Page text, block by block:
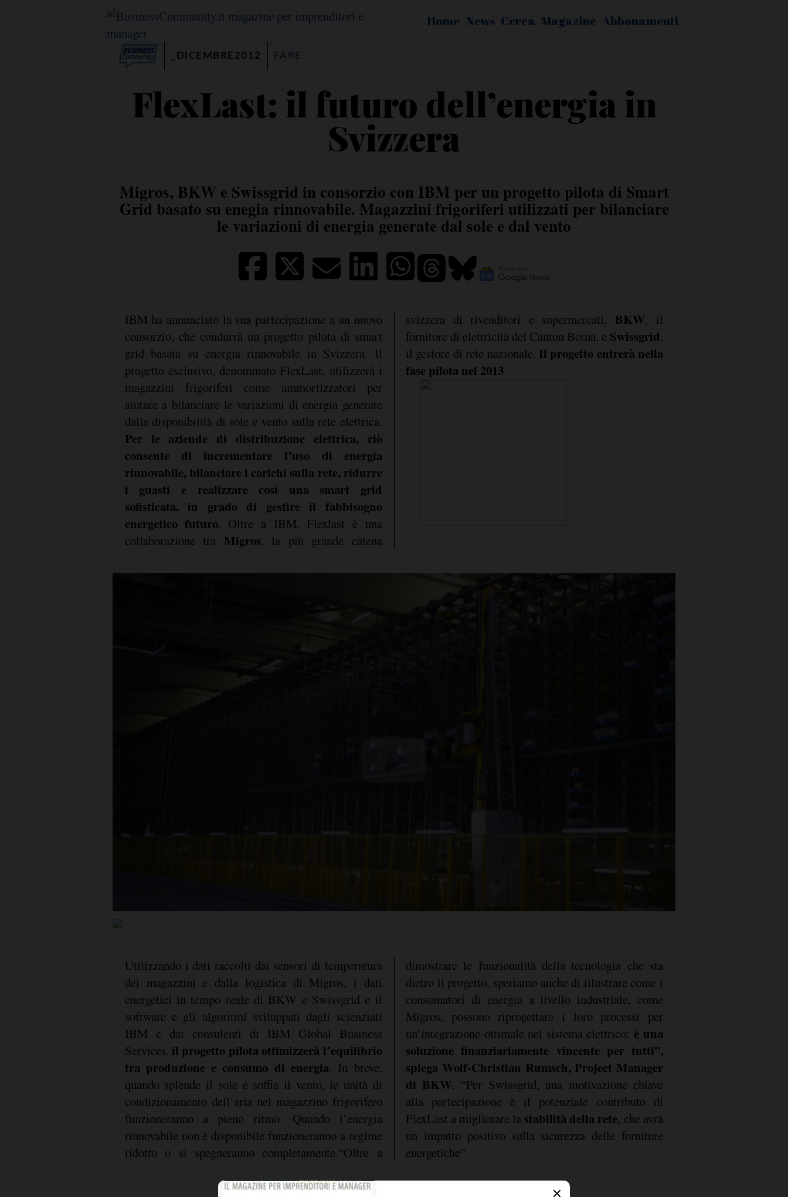
Home News Cerca Magazine Abbonamenti
_DICEMBRE2012 FARE
FlexLast: il futuro dell’energia in
Svizzera
Migros, BKW e Swissgrid in consorzio con IBM per un progetto pilota di Smart
Grid basato su enegia rinnovabile. Magazzini frigoriferi utilizzati per bilanciare
le variazioni di energia generate dal sole e dal vento
IBM ha annunciato la sua partecipazione a un nuovo
consorzio, che condurrà un progetto pilota di smart
grid basata su energia rinnovabile in Svizzera. Il
progetto esclusivo, denominato FlexLast, utilizzerà i
magazzini frigoriferi come ammortizzatori per
aiutare a bilanciare le variazioni di energia generate
dalla disponibilità di sole e vento sulla rete elettrica.
Per le aziende di distribuzione elettrica, ciò
consente di incrementare l’uso di energia
rinnovabile, bilanciare i carichi sulla rete, ridurre
i guasti e realizzare così una smart grid
sofisticata, in grado di gestire il fabbisogno
energetico futuro. Oltre a IBM, Flexlast è una
collaborazione tra Migros, la più grande catena
svizzera di rivenditori e supermercati, BKW, il
fornitore di elettricità del Canton Berna, e Swissgrid,
il gestore di rete nazionale. Il progetto entrerà nella
fase pilota nel 2013.
Utilizzando i dati raccolti dai sensori di temperatura
dei magazzini e dalla logistica di Migros, i dati
energetici in tempo reale di BKW e Swissgrid e il
software e gli algoritmi sviluppati dagli scienziati
IBM e dai consulenti di IBM Global Business
Services, il progetto pilota ottimizzerà l’equilibrio
tra produzione e consumo di energia. In breve,
quando splende il sole e soffia il vento, le unità di
condizionamento dell’aria nel magazzino frigorifero
funzioneranno a pieno ritmo. Quando l’energia
rinnovabile non è disponibile funzioneranno a regime
ridotto o si spegneranno completamente.“Oltre a
dimostrare le funzionalità della tecnologia che sta
dietro il progetto, speriamo anche di illustrare come i
consumatori di energia a livello industriale, come
Migros, possono riprogettare i loro processi per
un’integrazione ottimale nel sistema elettrico: è una
soluzione finanziariamente vincente per tutti”,
spiega Wolf-Christian Rumsch, Project Manager
di BKW. “Per Swissgrid, una motivazione chiave
alla partecipazione è il potenziale contributo di
FlexLast a migliorare la stabilità della rete, che avrà
un impatto positivo sulla sicurezza delle forniture
energetiche”.